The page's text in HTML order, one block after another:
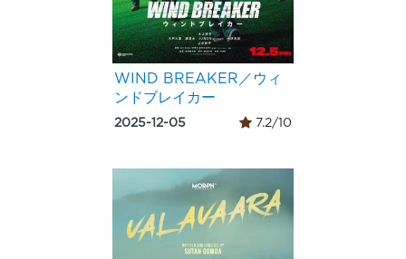
WIND BREAKER／ウィ
ンドブレイカー
2025-12-05 7.2/10